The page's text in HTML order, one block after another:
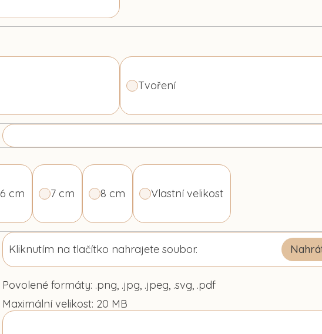
Tvoření
6 cm 7 cm 8 cm Vlastní velikost
Kliknutím na tlačítko nahrajete soubor.
Povolené formáty: .png, .jpg, .jpeg, .svg, .pdf
Maximální velikost: 20 MB